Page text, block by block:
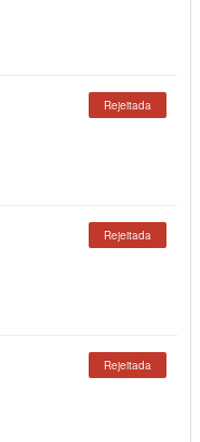
Rejeitada
Rejeitada
Rejeitada